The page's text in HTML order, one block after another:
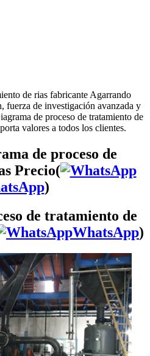
de rias fabricante Agarrando
fuerza de investigación avanzada y
de proceso de tratamiento de
valores a todos los clientes.
de proceso de
Precio(
)
de tratamiento de
WhatsApp)